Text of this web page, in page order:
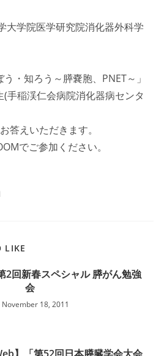
大学院医学研究院消化器外科学
う・知ろう～膵嚢胞、PNET～」
稲渓仁会病院消化器病センタ
えいただきます。
でご参加ください。
LIKE
回新春スペシャル 膵がん勉強
会
November 18, 2011